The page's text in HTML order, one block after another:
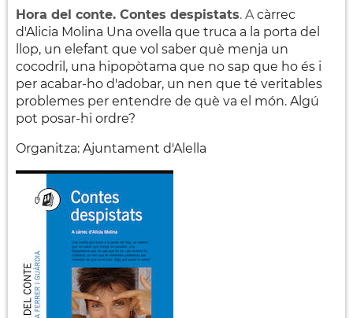
Hora del conte. Contes despistats. A càrrec
d'Alicia Molina Una ovella que truca a la porta del
llop, un elefant que vol saber què menja un
cocodril, una hipopòtama que no sap que ho és i
per acabar-ho d'adobar, un nen que té veritables
problemes per entendre de què va el món. Algú
pot posar-hi ordre?
Organitza: Ajuntament d'Alella